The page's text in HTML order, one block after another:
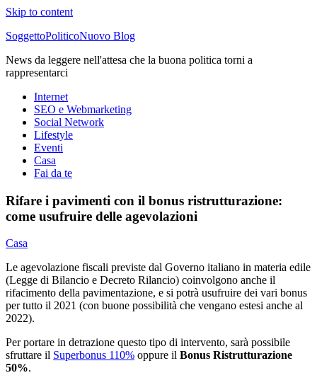
Skip to content
SoggettoPoliticoNuovo Blog
News da leggere nell'attesa che la buona politica torni a
rappresentarci
Internet
SEO e Webmarketing
Social Network
Lifestyle
Eventi
Casa
Fai da te
Rifare i pavimenti con il bonus ristrutturazione:
come usufruire delle agevolazioni
Casa
Le agevolazione fiscali previste dal Governo italiano in materia edile
(Legge di Bilancio e Decreto Rilancio) coinvolgono anche il
rifacimento della pavimentazione, e si potrà usufruire dei vari bonus
per tutto il 2021 (con buone possibilità che vengano estesi anche al
2022).
Per portare in detrazione questo tipo di intervento, sarà possibile
sfruttare il Superbonus 110% oppure il Bonus Ristrutturazione
50%.